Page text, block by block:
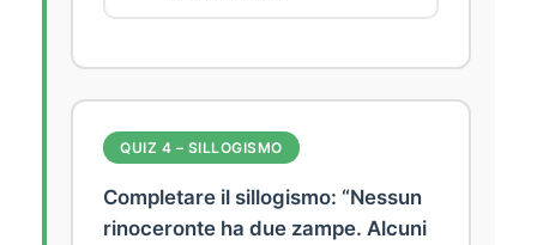
QUIZ 4 – SILLOGISMO
Completare il sillogismo: “Nessun
rinoceronte ha due zampe. Alcuni